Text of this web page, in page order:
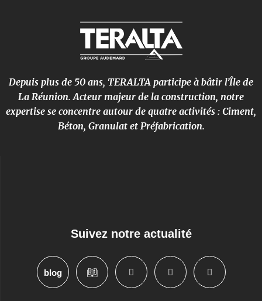
Depuis plus de 50 ans, TERALTA participe à bâtir l’Île de
La Réunion. Acteur majeur de la construction, notre
expertise se concentre autour de quatre activités : Ciment,
Béton, Granulat et Préfabrication.
Suivez notre actualité
blog